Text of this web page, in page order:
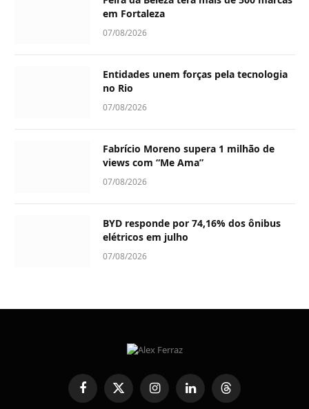
em Fortaleza
07/08/2026
Entidades unem forças pela tecnologia
no Rio
07/08/2026
Fabrício Moreno supera 1 milhão de
views com “Me Ama”
07/08/2026
BYD responde por 74,16% dos ônibus
elétricos em julho
07/08/2026
FacebookX
InstagramLinkedInThreads